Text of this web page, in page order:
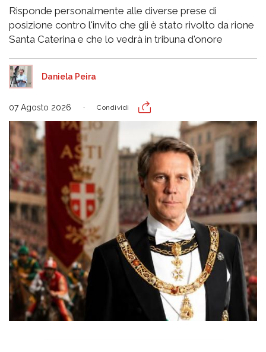
Risponde personalmente alle diverse prese di
posizione contro l'invito che gli è stato rivolto da rione
Santa Caterina e che lo vedrà in tribuna d'onore
Daniela Peira
07 Agosto 2026 Condividi